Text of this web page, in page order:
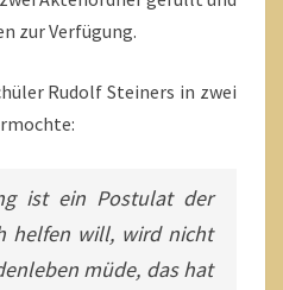
zur Verfügung.
Rudolf Steiners in zwei
ist ein Postulat der
helfen will, wird nicht
müde, das hat